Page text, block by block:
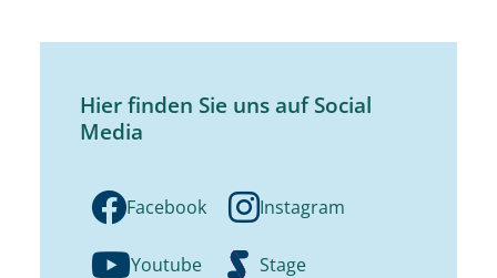
Hier finden Sie uns auf Social
Media
Facebook Instagram
Youtube Stage